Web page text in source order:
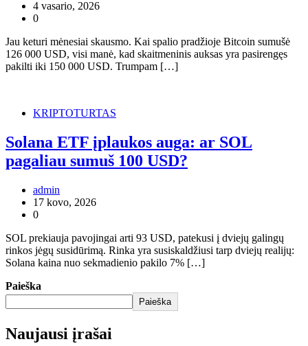
4 vasario, 2026
0
Jau keturi mėnesiai skausmo. Kai spalio pradžioje Bitcoin sumušė
126 000 USD, visi manė, kad skaitmeninis auksas yra pasirengęs
pakilti iki 150 000 USD. Trumpam […]
KRIPTOTURTAS
Solana ETF įplaukos auga: ar SOL
pagaliau sumuš 100 USD?
admin
17 kovo, 2026
0
SOL prekiauja pavojingai arti 93 USD, patekusi į dviejų galingų
rinkos jėgų susidūrimą. Rinka yra susiskaldžiusi tarp dviejų realijų:
Solana kaina nuo sekmadienio pakilo 7% […]
Paieška
Paieška
Naujausi įrašai